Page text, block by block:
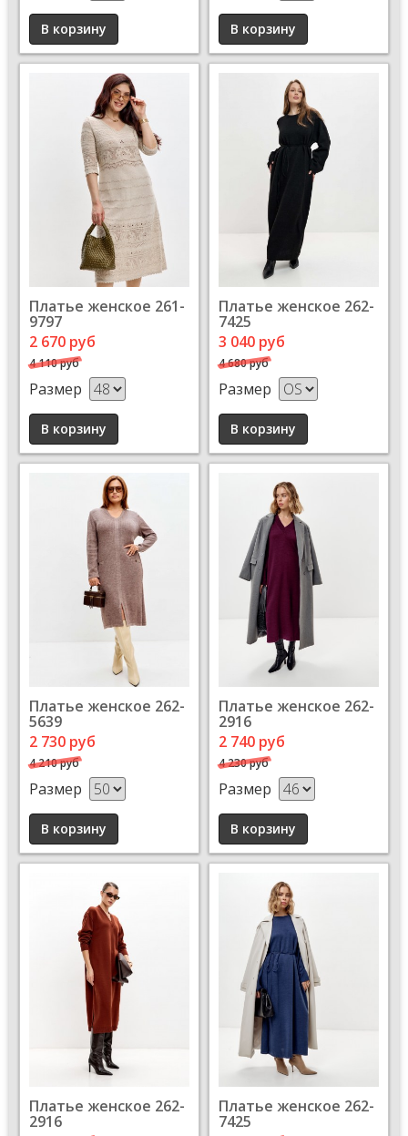
Платье женское 261-
9797
2 670 руб
4 110 руб
Размер
Платье женское 262-
7425
3 040 руб
4 680 руб
Размер
Платье женское 262-
5639
2 730 руб
4 210 руб
Размер
Платье женское 262-
2916
2 740 руб
4 230 руб
Размер
Платье женское 262-
2916
Платье женское 262-
7425